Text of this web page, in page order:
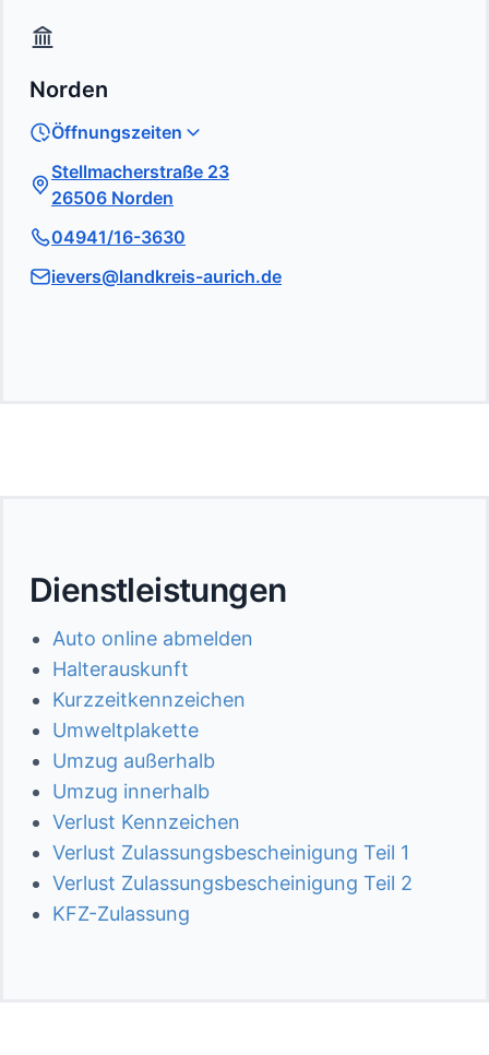
Norden
Öffnungszeiten
Stellmacherstraße 23
26506 Norden
04941/16-3630
ievers@landkreis-aurich.de
Dienstleistungen
Auto online abmelden
Halterauskunft
Kurzzeitkennzeichen
Umweltplakette
Umzug außerhalb
Umzug innerhalb
Verlust Kennzeichen
Verlust Zulassungsbescheinigung Teil 1
Verlust Zulassungsbescheinigung Teil 2
KFZ-Zulassung